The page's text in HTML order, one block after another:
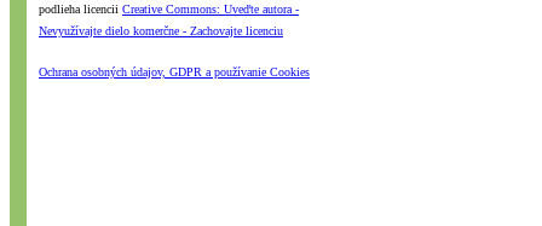
podlieha licencii Creative Commons: Uveďte autora -
Nevyužívajte dielo komerčne - Zachovajte licenciu
Ochrana osobných údajov, GDPR a používanie Cookies